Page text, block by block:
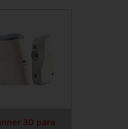
3D para